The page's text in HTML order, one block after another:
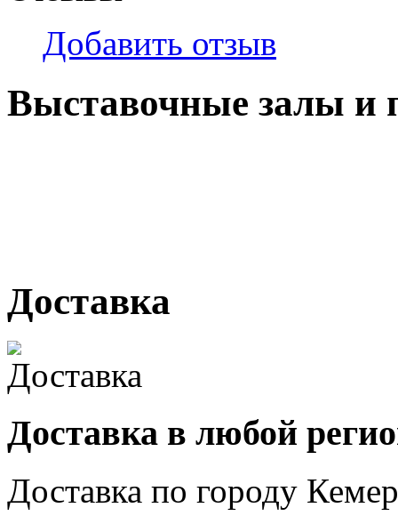
Добавить отзыв
Выставочные залы и
Доставка
Доставка в любой
Доставка по городу